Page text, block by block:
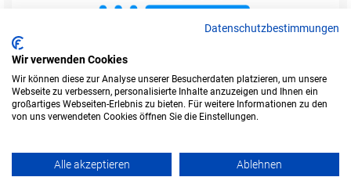
Startseite Foren-Übersicht
Legende Kontakt
Werbung buchen
Datenschutzbestimmungen
Wir verwenden Cookies
Wir können diese zur Analyse unserer Besucherdaten platzieren, um unsere
Webseite zu verbessern, personalisierte Inhalte anzuzeigen und Ihnen ein
großartiges Webseiten-Erlebnis zu bieten. Für weitere Informationen zu den
von uns verwendeten Cookies öffnen Sie die Einstellungen.
Alle akzeptieren Ablehnen